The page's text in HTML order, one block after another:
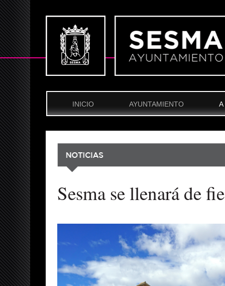
INICIO AYUNTAMIENTO A
Sesma se llenará de